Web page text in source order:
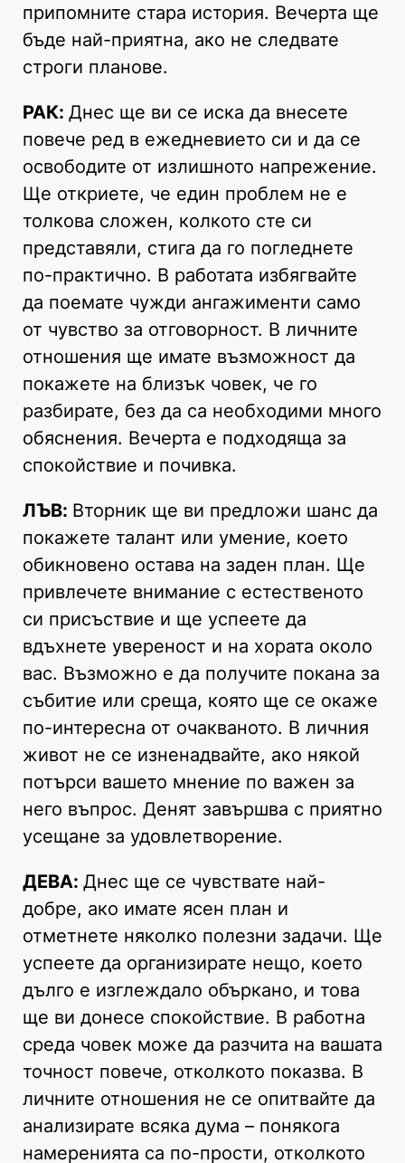
припомните стара история. Вечерта ще
бъде най-приятна, ако не следвате
строги планове.
РАК: Днес ще ви се иска да внесете
повече ред в ежедневието си и да се
освободите от излишното напрежение.
Ще откриете, че един проблем не е
толкова сложен, колкото сте си
представяли, стига да го погледнете
по-практично. В работата избягвайте
да поемате чужди ангажименти само
от чувство за отговорност. В личните
отношения ще имате възможност да
покажете на близък човек, че го
разбирате, без да са необходими много
обяснения. Вечерта е подходяща за
спокойствие и почивка.
ЛЪВ: Вторник ще ви предложи шанс да
покажете талант или умение, което
обикновено остава на заден план. Ще
привлечете внимание с естественото
си присъствие и ще успеете да
вдъхнете увереност и на хората около
вас. Възможно е да получите покана за
събитие или среща, която ще се окаже
по-интересна от очакваното. В личния
живот не се изненадвайте, ако някой
потърси вашето мнение по важен за
него въпрос. Денят завършва с приятно
усещане за удовлетворение.
ДЕВА: Днес ще се чувствате най-
добре, ако имате ясен план и
отметнете няколко полезни задачи. Ще
успеете да организирате нещо, което
дълго е изглеждало объркано, и това
ще ви донесе спокойствие. В работна
среда човек може да разчита на вашата
точност повече, отколкото показва. В
личните отношения не се опитвайте да
анализирате всяка дума – понякога
намеренията са по-прости, отколкото